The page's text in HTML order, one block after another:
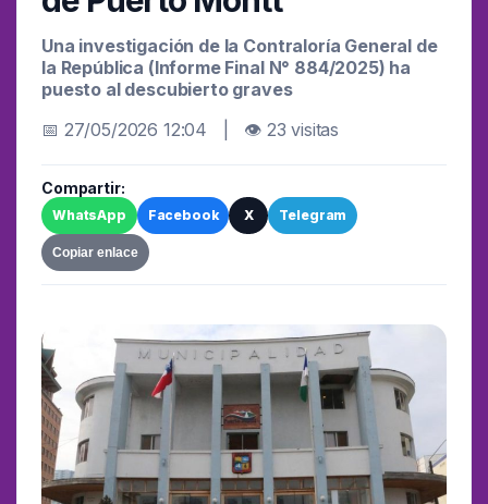
Una investigación de la Contraloría General de
la República (Informe Final N° 884/2025) ha
puesto al descubierto graves
📅 27/05/2026 12:04 | 👁 23 visitas
Compartir:
WhatsApp Facebook X Telegram
Copiar enlace